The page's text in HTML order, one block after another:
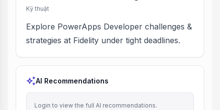
Kỹ thuật
Explore PowerApps Developer challenges &
strategies at Fidelity under tight deadlines.
auto_awesomeAI Recommendations
Login to view the full AI recommendations.